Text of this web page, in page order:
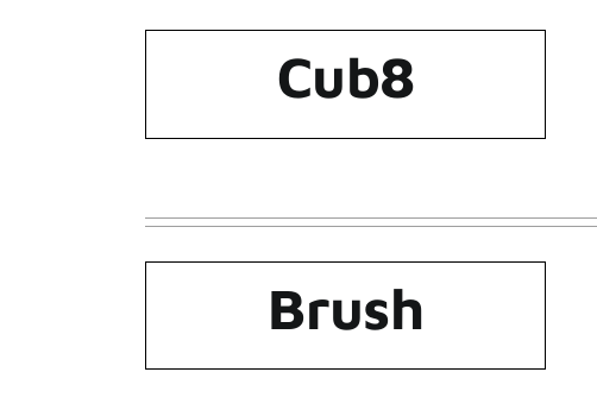
Cub8
Brush